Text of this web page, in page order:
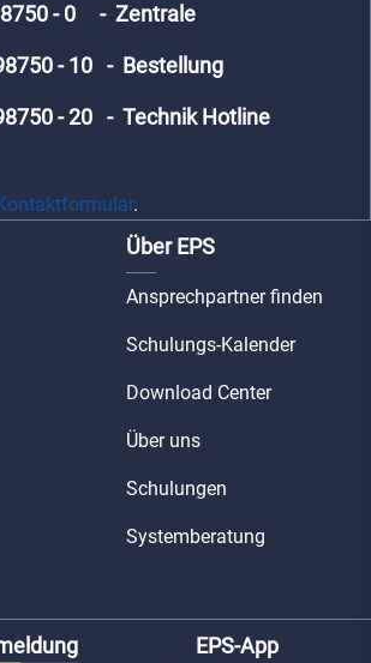
- 0 - Zentrale
- 10 - Bestellung
- 20 - Technik Hotline
Kontaktformular.
Über EPS
Ansprechpartner finden
Schulungs-Kalender
Download Center
Über uns
Schulungen
Systemberatung
EPS-App